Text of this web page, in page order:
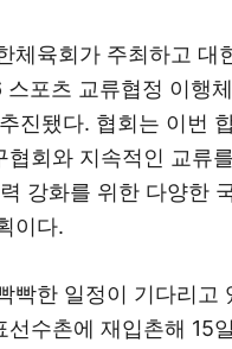
체육회가 주최하고 대
포츠 교류협정 이행
진됐다. 협회는 이번
협회와 지속적인 교류
강화를 위한 다양한
이다.
빡한 일정이 기다리고
선수촌에 재입촌해 15